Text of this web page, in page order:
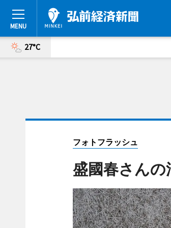
27°C
フォトフラッシュ
盛國春さんの